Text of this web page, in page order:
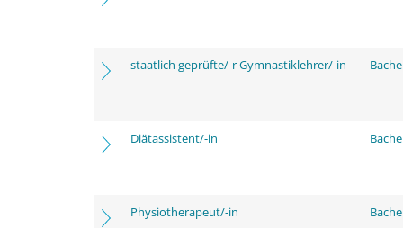
staatlich geprüfte/-r Gymnastiklehrer/-in
Diätassistent/-in
Physiotherapeut/-in